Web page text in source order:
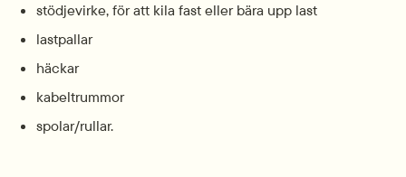
stödjevirke, för att kila fast eller bära upp last
lastpallar
häckar
kabeltrummor
spolar/rullar.